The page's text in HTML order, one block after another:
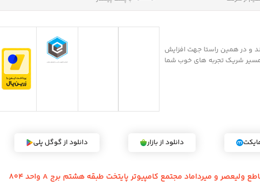
اتمام موجودی
تلویزیون ال ای دی هوشمند شیائومی مدل
جارو رباتیک روبوراک مدل S8 MaxV Ultra
92.900.000تومان